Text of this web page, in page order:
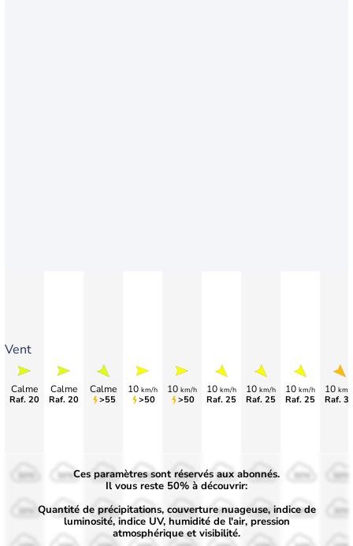
Vent
Calme
Raf. 20
Calme
Raf. 20
Calme
>55
10 km/h
>50
10 km/h
>50
10 km/h
Raf. 25
10 km/h
Raf. 25
10 km/h
Raf. 25
10 km/
Raf.
50%
30%
50%
30%
50%
30%
50%
30%
50%
30%
50%
30%
50%
30%
Ces paramètres sont réservés aux abonnés.
Il vous reste 50% à découvrir:
Quantité de précipitations, couverture nuageuse, indice de
luminosité, indice UV, humidité de l'air, pression
atmosphérique et visibilité.